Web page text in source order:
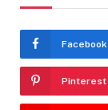
Facebook
Pinterest